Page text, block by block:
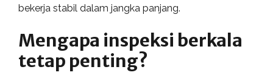
bekerja stabil dalam jangka panjang.
Mengapa inspeksi berkala
tetap penting?